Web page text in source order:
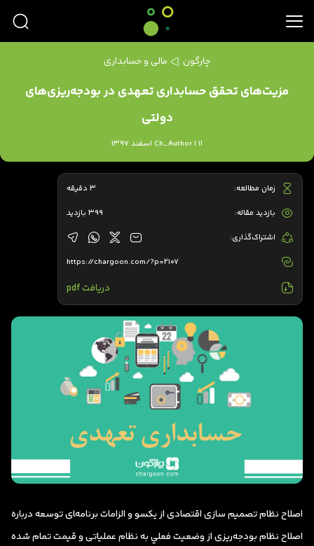
چارگون مالی و حسابداری
مزیت‌های تحقق حسابداری تعهدی در بودجه‌ریزی‌های
دولتی
Ch_Author | 11 اسفند 1397
ﺍﺻﻼﺡ ﻧﻈﺎﻡ ﺗﺼﻤﻴﻢ ﺳﺎﺯی ﺍﻗﺘﺼﺎﺩی ﺍﺯ ﻳﻜﺴﻮ و ﺍﻟﺰﺍﻣﺎﺕ ﺑﺮﻧﺎﻣﻪ‌ﺎی ﺗﻮﺳﻌﻪ ﺩﺭباره
ﺍﺻﻼﺡ ﻧﻈﺎﻡ ﺑﻮﺩﺟﻪ‌ﺭﻳﺰی ﺍﺯ ﻭﺿﻌﻴﺖ ﻓﻌﻠﻲ ﺑﻪ ﻧﻈﺎﻡ ﻋﻤﻠﻴﺎتی ﻭ ﻗﻴﻤﺖ ﺗﻤﺎﻡ ﺷﺪﻩ
زمان مطالعه: 3 دقیقه
بازدید مقاله: 399 بازدید
اشتراک‌گذاری:
https://chargoon.com/?p=2107
دریافت pdf